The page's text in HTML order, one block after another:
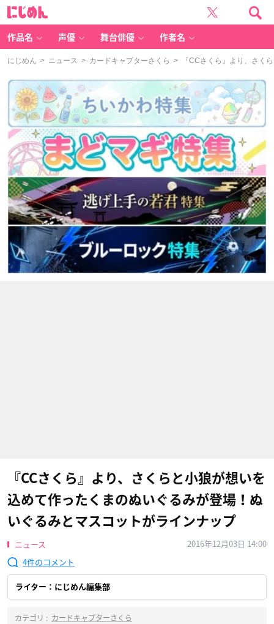
作品名 声優 舞台俳優 作者名
にじめん > ニュース > カードキャプターさくら > 『CCさくら』より、さく
『CCさくら』より、さくらと小狼が想いを
込めて作ったくまのぬいぐるみが登場！ぬ
いぐるみとマスコットがラインナップ
ニュース
2016年12月03日 14:00
4
ライター：にじめん編集部
カテゴリ : カードキャプターさくら